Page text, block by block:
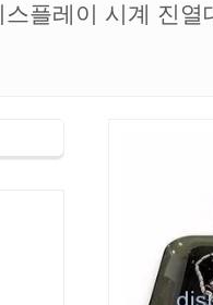
플레이 시계 진열